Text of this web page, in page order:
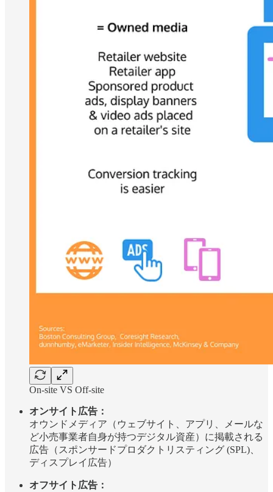
On-site VS Off-site
オンサイト広告：
オウンドメディア（ウェブサイト、アプリ、メールな
ど小売事業者自身が持つデジタル資産）に掲載される
広告（スポンサードプロダクトリスティング (SPL)、
ディスプレイ広告）
オフサイト広告：